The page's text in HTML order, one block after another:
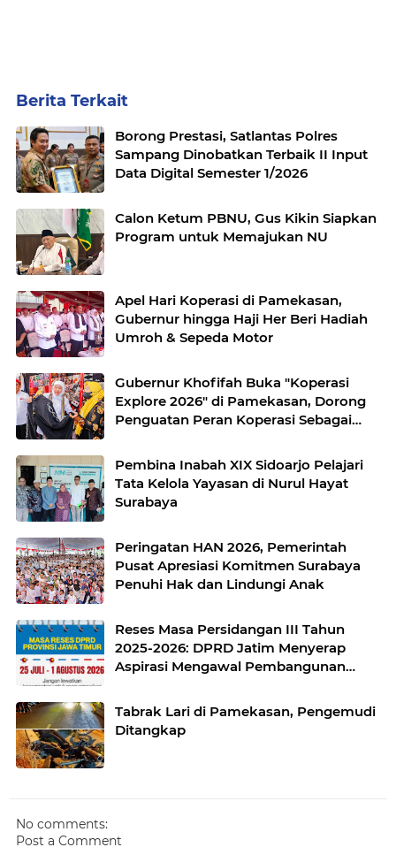
Berita Terkait
Borong Prestasi, Satlantas Polres
Sampang Dinobatkan Terbaik II Input
Data Digital Semester 1/2026
Calon Ketum PBNU, Gus Kikin Siapkan
Program untuk Memajukan NU
Apel Hari Koperasi di Pamekasan,
Gubernur hingga Haji Her Beri Hadiah
Umroh & Sepeda Motor
Gubernur Khofifah Buka "Koperasi
Explore 2026" di Pamekasan, Dorong
Penguatan Peran Koperasi Sebagai
Sekaligus Perluas Akses Promosi
Pelaku UMKM
Pembina Inabah XIX Sidoarjo Pelajari
Tata Kelola Yayasan di Nurul Hayat
Surabaya
Peringatan HAN 2026, Pemerintah
Pusat Apresiasi Komitmen Surabaya
Penuhi Hak dan Lindungi Anak
Reses Masa Persidangan III Tahun
2025-2026: DPRD Jatim Menyerap
Aspirasi Mengawal Pembangunan
Tabrak Lari di Pamekasan, Pengemudi
Ditangkap
No comments:
Post a Comment